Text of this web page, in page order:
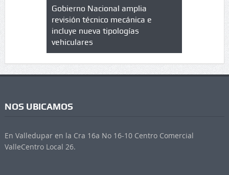
de
Gobierno Nacional amplia
revisión técnico mecánica e
incluye nueva tipologías
vehiculares
cuáles
NOS UBICAMOS
En Valledupar en la Cra 16a No 16-10 Centro Comercial
ValleCentro Local 26.